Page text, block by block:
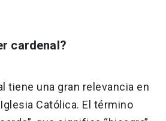
cardenal?
tiene una gran relevancia en
Católica. El término